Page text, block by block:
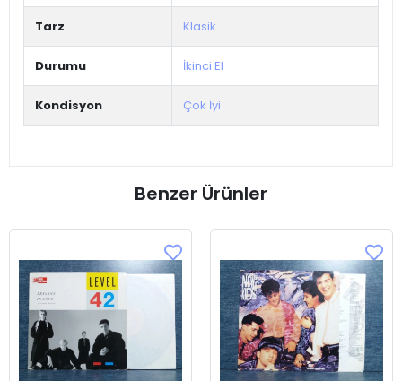
Tarz Klasik
Durumu İkinci El
Kondisyon Çok İyi
Benzer Ürünler